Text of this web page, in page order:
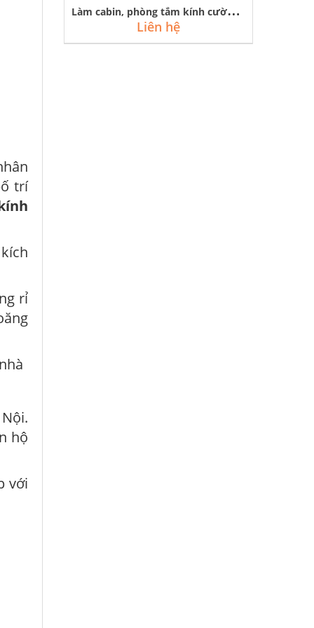
trí
rỉ
hộ
với
L
àm cabin, phòng tắm kính cường lực với phụ kiện inox vàng gương
Liên hệ